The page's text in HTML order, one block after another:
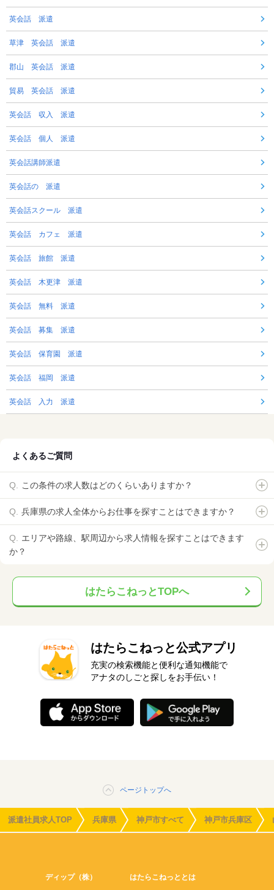
英会話 派遣
草津 英会話 派遣
郡山 英会話 派遣
貿易 英会話 派遣
英会話 収入 派遣
英会話 個人 派遣
英会話講師派遣
英会話の 派遣
英会話スクール 派遣
英会話 カフェ 派遣
英会話 旅館 派遣
英会話 木更津 派遣
英会話 無料 派遣
英会話 募集 派遣
英会話 保育園 派遣
英会話 福岡 派遣
英会話 入力 派遣
よくあるご質問
この条件の求人数はどのくらいありますか？
兵庫県の求人全体からお仕事を探すことはできますか？
エリアや路線、駅周辺から求人情報を探すことはできます
か？
はたらこねっとTOPへ
はたらこねっと公式アプリ
充実の検索機能と便利な通知機能で
アナタのしごと探しをお手伝い！
ページトップへ
派遣社員求人TOP 兵庫県 神戸市すべて 神戸市兵庫区
ディップ（株） はたらこねっととは